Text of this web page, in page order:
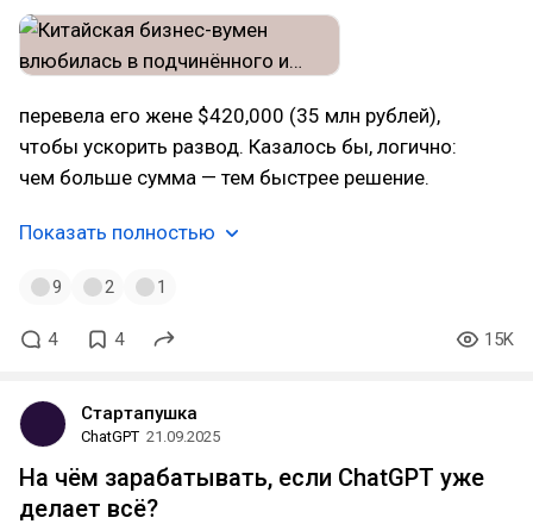
перевела его жене $420,000 (35 млн рублей),
чтобы ускорить развод. Казалось бы, логично:
чем больше сумма — тем быстрее решение.
Показать полностью
9 2 1
4 4 15K
Стартапушка
ChatGPT 21.09.2025
На чём зарабатывать, если ChatGPT уже
делает всё?